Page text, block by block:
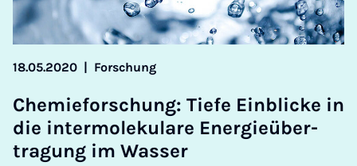
18.05.2020 Forschung
Chemieforschung: Tiefe Ein­blicke in
die in­ter­moleku­lare En­er­gieüber­
tra­gung im Wasser